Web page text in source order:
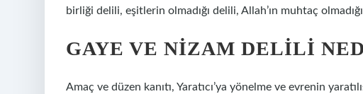
birliği delili, eşitlerin olmadığı delili, Allah’ın muhtaç
GAYE VE NIZAM DELILI
Amaç ve düzen kanıtı, Yaratıcı’ya yönelme ve evrenin